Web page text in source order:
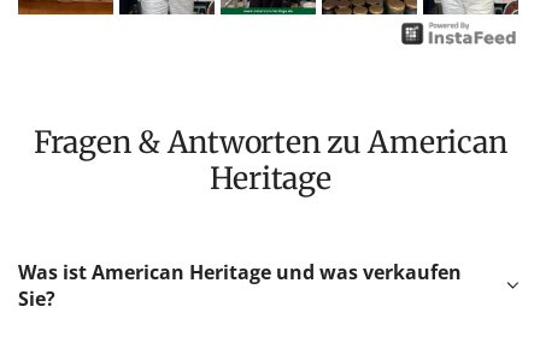
Fragen & Antworten zu American
Heritage
Was ist American Heritage und was verkaufen
Sie?